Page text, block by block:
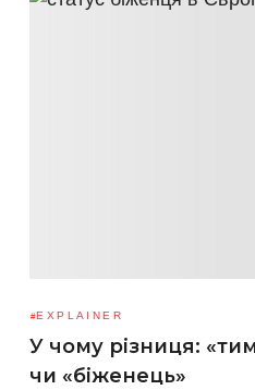
EXPLAINER
У чому різниця:
чи «біженець»